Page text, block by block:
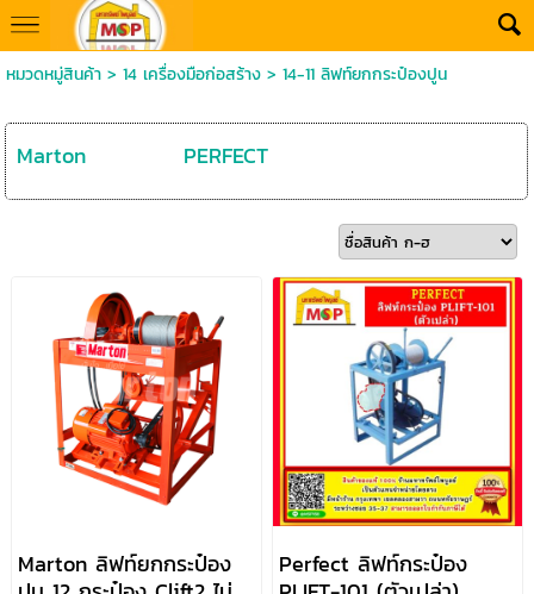
หมวดหมู่สินค้า> 14 เครื่องมือก่อสร้าง> 14-11 ลิฟท์ยกกระป๋องปูน
Marton PERFECT
Marton ลิฟท์ยกกระป๋อง
Perfect ลิฟท์กระป๋อง